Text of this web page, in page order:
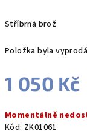
Stříbrná brož
Položka byla
1 050 Kč
cena:
Momentálně
Kód: ZK01061